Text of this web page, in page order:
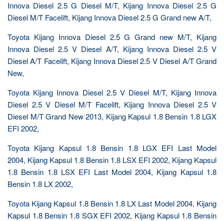
Innova Diesel 2.5 G Diesel M/T, Kijang Innova Diesel 2.5 G
Diesel M/T Facelift, Kijang Innova Diesel 2.5 G Grand new A/T,
Toyota Kijang Innova Diesel 2.5 G Grand new M/T, Kijang
Innova Diesel 2.5 V Diesel A/T, Kijang Innova Diesel 2.5 V
Diesel A/T Facelift, Kijang Innova Diesel 2.5 V Diesel A/T Grand
New,
Toyota Kijang Innova Diesel 2.5 V Diesel M/T, Kijang Innova
Diesel 2.5 V Diesel M/T Facelift, Kijang Innova Diesel 2.5 V
Diesel M/T Grand New 2013, Kijang Kapsul 1.8 Bensin 1.8 LGX
EFI 2002,
Toyota Kijang Kapsul 1.8 Bensin 1.8 LGX EFI Last Model
2004, Kijang Kapsul 1.8 Bensin 1.8 LSX EFI 2002, Kijang Kapsul
1.8 Bensin 1.8 LSX EFI Last Model 2004, Kijang Kapsul 1.8
Bensin 1.8 LX 2002,
Toyota Kijang Kapsul 1.8 Bensin 1.8 LX Last Model 2004, Kijang
Kapsul 1.8 Bensin 1.8 SGX EFI 2002, Kijang Kapsul 1.8 Bensin